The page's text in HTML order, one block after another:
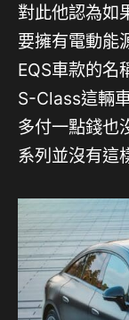
對此他認為如
要擁有電動能
EQS車款的名
S-Class這輛
多付一點錢也
系列並沒有這